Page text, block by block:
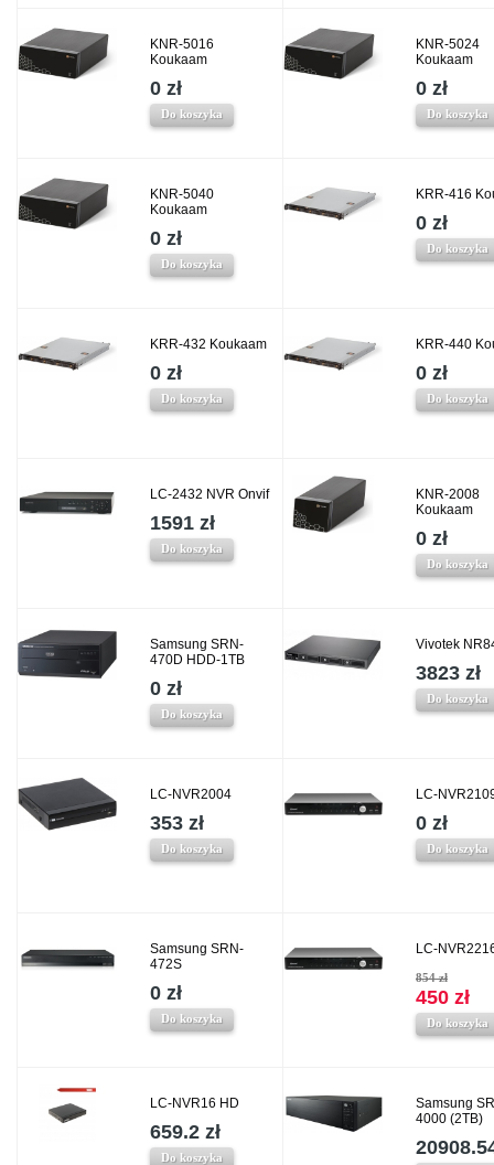
KNR-5016
Koukaam
0 zł
Do koszyka
KNR-5024
Koukaam
0 zł
Do koszyka
KNR-5040
Koukaam
0 zł
Do koszyka
KRR-416
0 zł
Do koszyka
KRR-432 Koukaam
0 zł
Do koszyka
KRR-440
0 zł
Do koszyka
LC-2432 NVR Onvif
1591 zł
Do koszyka
KNR-2008
Koukaam
0 zł
Do koszyka
Samsung SRN-
470D HDD-1TB
0 zł
Do koszyka
Vivotek
3823 zł
Do koszyka
LC-NVR2004
353 zł
Do koszyka
LC-
0 zł
Do koszyka
Samsung SRN-
472S
0 zł
Do koszyka
LC-
854 zł
450 zł
Do koszyka
LC-NVR16 HD
659.2 zł
Do koszyka
Samsung
4000 (2TB)